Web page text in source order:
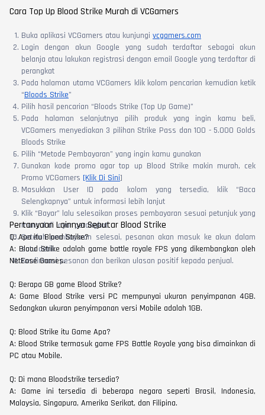
Cara Top Up Blood Strike Murah di VCGamers
Buka aplikasi VCGamers atau kunjungi vcgamers.com
Login dengan akun Google yang sudah terdaftar sebagai akun
belanja atau lakukan registrasi dengan email Google yang terdaftar di
perangkat
Pada halaman utama VCGamers klik kolom pencarian kemudian ketik
“Bloods Strike”
Pilih hasil pencarian “Bloods Strike (Top Up Game)”
Pada halaman selanjutnya pilih produk yang ingin kamu beli,
VCGamers menyediakan 3 pilihan Strike Pass dan 100 - 5.000 Golds
Bloods Strike
Pilih “Metode Pembayaran” yang ingin kamu gunakan
Gunakan kode promo agar top up Blood Strike makin murah, cek
Promo VCGamers [Klik Di Sini]
Masukkan User ID pada kolom yang tersedia, klik “Baca
Selengkapnya” untuk informasi lebih lanjut
Klik “Bayar” lalu selesaikan proses pembayaran sesuai petunjuk yang
muncul di layar perangkat
Setelah pembayaran selesai, pesanan akan masuk ke akun dalam
satu detik
Konfirmasi pesanan dan berikan ulasan positif kepada penjual.
Pertanyaan Lainnya Seputar Blood Strike
Q: Apa itu Blood Strike?
A: Blood Strike adalah game battle royale FPS yang dikembangkan oleh
NetEase Games.
Q: Berapa GB game Blood Strike?
A: Game Blood Strike versi PC mempunyai ukuran penyimpanan 4GB.
Sedangkan ukuran penyimpanan versi Mobile adalah 1GB.
Q: Blood Strike itu Game Apa?
A: Blood Strike termasuk game FPS Battle Royale yang bisa dimainkan di
PC atau Mobile.
Q: Di mana Bloodstrike tersedia?
A: Game ini tersedia di beberapa negara seperti Brasil, Indonesia,
Malaysia, Singapura, Amerika Serikat, dan Filipina.